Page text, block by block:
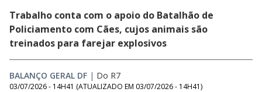
Trabalho conta com o apoio do Batalhão de
Policiamento com Cães, cujos animais são
treinados para farejar explosivos
BALANÇO GERAL DF | Do R7
03/07/2026 - 14H41 (ATUALIZADO EM 03/07/2026 - 14H41)